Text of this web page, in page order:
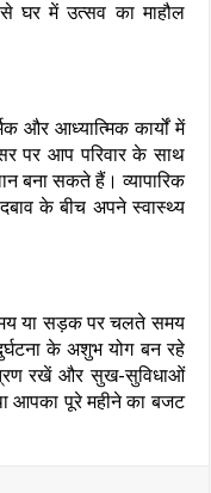
घर में उत्सव का माहौल
और आध्यात्मिक कार्यों में
पर आप परिवार के साथ
बना सकते हैं। व्यापारिक
के बीच अपने स्वास्थ्य
या सड़क पर चलते समय
के अशुभ योग बन रहे
रखें और सुख-सुविधाओं
आपका पूरे महीने का बजट